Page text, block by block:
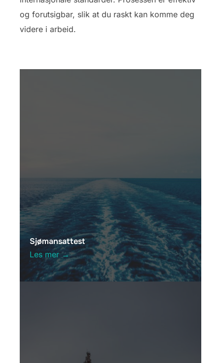
og forutsigbar, slik at du raskt kan komme deg
videre i arbeid.
Sjømansattest
Les mer →